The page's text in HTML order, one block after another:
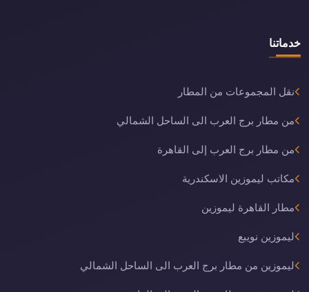
خدماتنا
نقل المجموعات من المطار
من مطار برج العرب الى الساحل الشمالي
من مطار برج العرب إلى القاهرة
مكاتب ليموزين الاسكندرية
مطار القاهرة ليموزين
ليموزين نويبع
ليموزين من مطار برج العرب الى الساحل الشمالي